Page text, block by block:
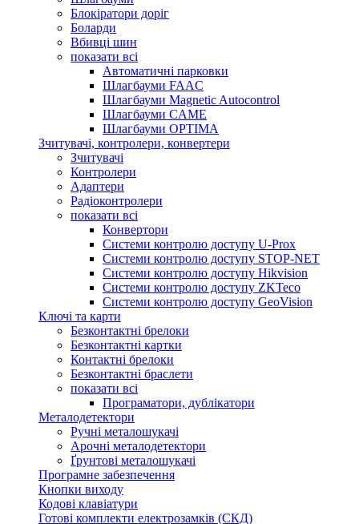
Блокіратори доріг
Боларди
Вбивці шин
показати всі
Автоматичні парковки
Шлагбауми FAAC
Шлагбауми Magnetic Autocontrol
Шлагбауми CAME
Шлагбауми OPTIMA
Зчитувачі, контролери, конвертери
Зчитувачі
Контролери
Адаптери
Радіоконтролери
показати всі
Конвертори
Системи контролю доступу U-Prox
Системи контролю доступу STOP-NET
Системи контролю доступу Hikvision
Системи контролю доступу ZKTeco
Системи контролю доступу GeoVision
Ключі та карти
Безконтактні брелоки
Безконтактні картки
Контактні брелоки
Безконтактні браслети
показати всі
Програматори, дублікатори
Металодетектори
Ручні металошукачі
Арочні металодетектори
Ґрунтові металошукачі
Програмне забезпечення
Кнопки виходу
Кодові клавіатури
Готові комплекти електрозамків (СКД)